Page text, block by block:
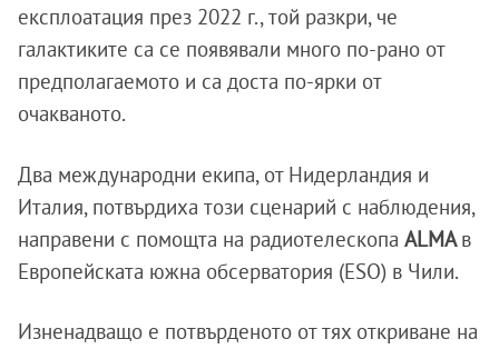
експлоатация през 2022 г., той разкри, че
галактиките са се появявали много по-рано от
предполагаемото и са доста по-ярки от
очакваното.
Два международни екипа, от Нидерландия и
Италия, потвърдиха този сценарий с наблюдения,
направени с помощта на радиотелескопа ALMAв
Европейската южна обсерватория (ESO) в Чили.
Изненадващо е потвърденото от тях откриване на